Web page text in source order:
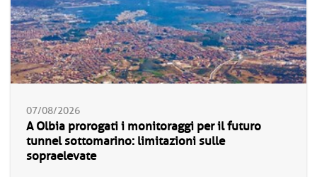
07/08/2026
A Olbia prorogati i monitoraggi per il futuro
tunnel sottomarino: limitazioni sulle
sopraelevate